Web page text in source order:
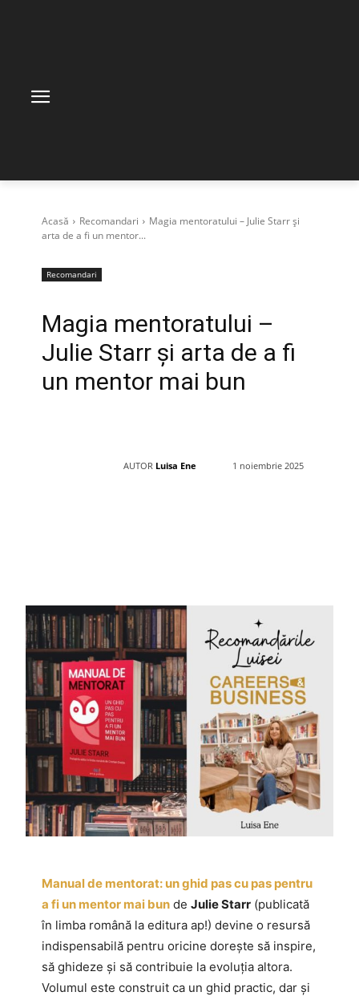
Acasă Recomandari
Magia mentoratului – Julie Starr și
arta de a fi un mentor...
Recomandari
Magia mentoratului –
Julie Starr și arta de a fi
un mentor mai bun
AUTOR Luisa Ene 1 noiembrie 2025
Manual de mentorat: un ghid pas cu pas pentru
a fi un mentor mai bun de Julie Starr (publicată
în limba română la editura ap!) devine o resursă
indispensabilă pentru oricine dorește să inspire,
să ghideze și să contribuie la evoluția altora.
Volumul este construit ca un ghid practic, dar și